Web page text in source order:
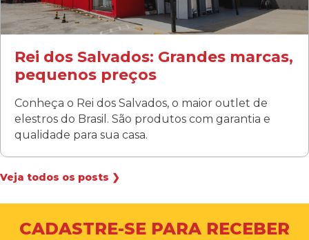
(41) 3411-1754
(41) 99249-4620
Rei dos Salvados: Grandes marcas,
pequenos preços
Conheça o Rei dos Salvados, o maior outlet de
elestros do Brasil. São produtos com garantia e
qualidade para sua casa.
Veja todos os posts ❯
CADASTRE-SE PARA RECEBER